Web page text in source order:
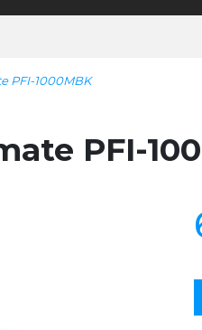
PFI-1000MBK
PFI-